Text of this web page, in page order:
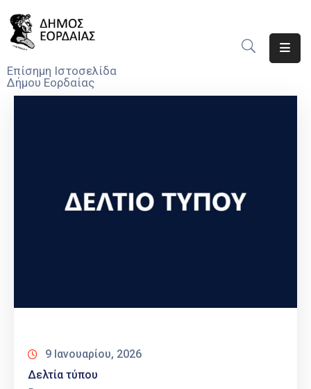
Επίσημη Ιστοσελίδα
Δήμου Εορδαίας
Ο
9 Ιανουαρίου, 2026
Δελτία τύπου